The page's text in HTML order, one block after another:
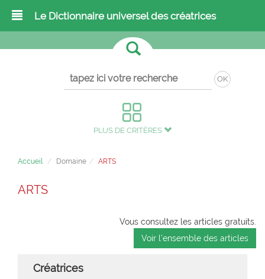
Le Dictionnaire universel des créatrices
OK
PLUS DE CRITÈRES
Accueil Domaine ARTS
ARTS
Vous consultez les articles gratuits.
Voir l'ensemble des articles
Créatrices